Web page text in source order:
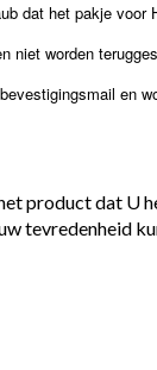
dat het pakje
worden
en
product dat
tevredenheid